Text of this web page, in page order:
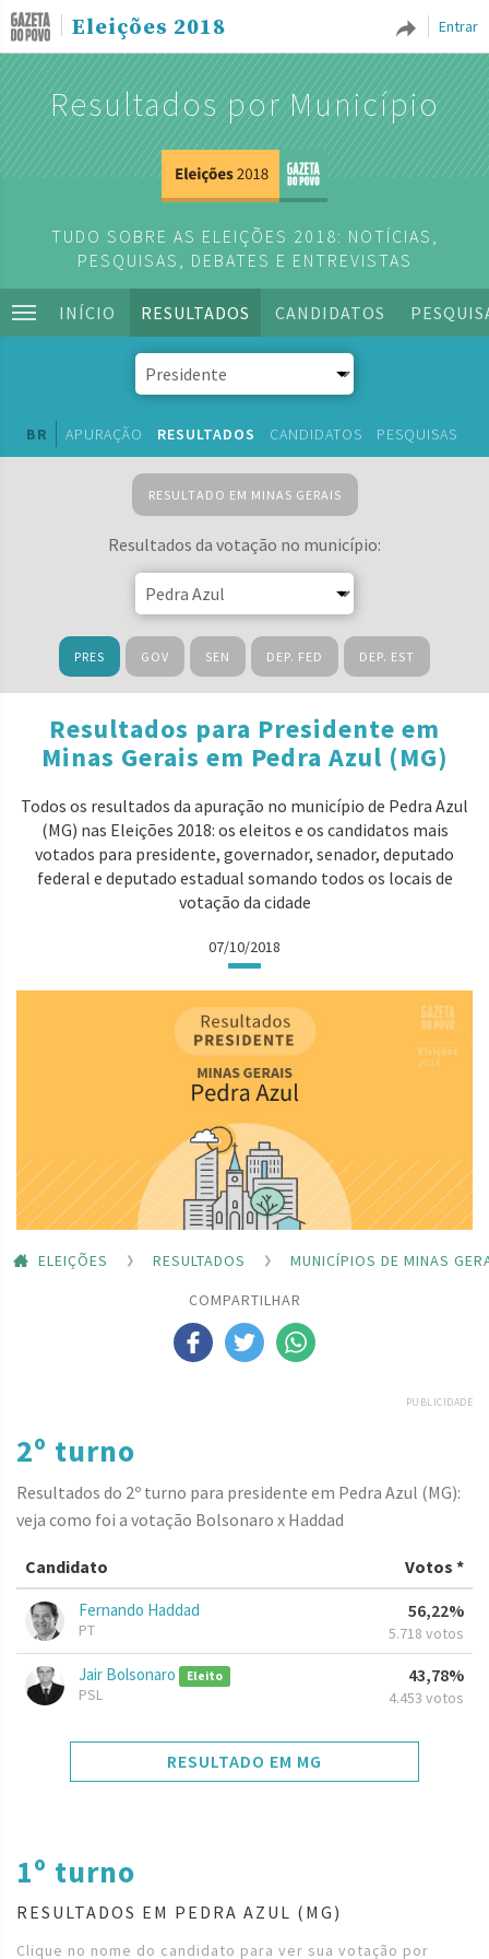
Entrar
Eleições 2018
Resultados por Município
TUDO SOBRE AS ELEIÇÕES 2018: NOTÍCIAS,
PESQUISAS, DEBATES E ENTREVISTAS
INÍCIO RESULTADOS CANDIDATOS
BR APURAÇÃO RESULTADOS CANDIDATOS PESQUISAS
RESULTADO EM MINAS GERAIS
Resultados da votação no município:
PRES GOV SEN DEP. FED DEP. EST
Resultados para Presidente em
Minas Gerais em Pedra Azul (MG)
Todos os resultados da apuração no município de Pedra Azul
(MG) nas Eleições 2018: os eleitos e os candidatos mais
votados para presidente, governador, senador, deputado
federal e deputado estadual somando todos os locais de
votação da cidade
07/10/2018
ELEIÇÕES RESULTADOS
MUNICÍPIOS DE MINAS
COMPARTILHAR
PUBLICIDADE
2º turno
Resultados do 2º turno para presidente em Pedra Azul (MG):
veja como foi a votação Bolsonaro x Haddad
Candidato Votos *
Fernando Haddad
PT
56,22%
5.718 votos
Jair Bolsonaro Eleito
PSL
43,78%
4.453 votos
RESULTADO EM MG
1º turno
RESULTADOS EM PEDRA AZUL (MG)
Clique no nome do candidato para ver sua votação por